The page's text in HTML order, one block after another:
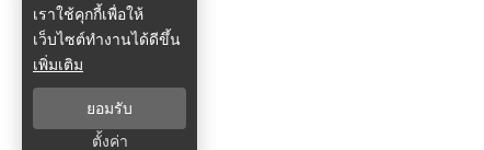
เราใช้คุกกี้เพื่อให้
เว็บไซต์ทำงานได้ดีขึ้น
เพิ่มเติม
ยอมรับ
ตั้งค่า